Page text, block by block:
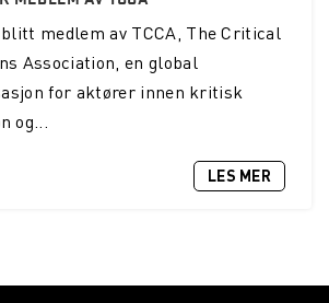
medlem av TCCA, The Critical
Association, en global
for aktører innen kritisk
og...
LES MER